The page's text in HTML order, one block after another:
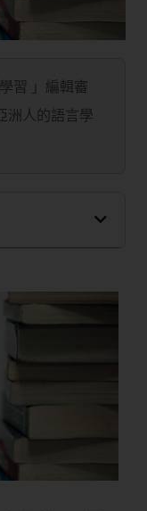
習 」編輯審
洲人的語言學